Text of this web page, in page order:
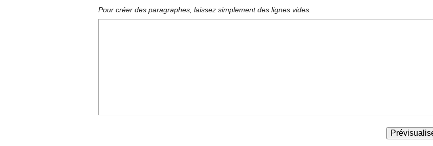
Pour créer des paragraphes, laissez simplement des lignes vides.